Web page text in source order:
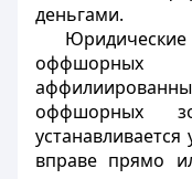
деньгами.
оффшорных
вправе прямо